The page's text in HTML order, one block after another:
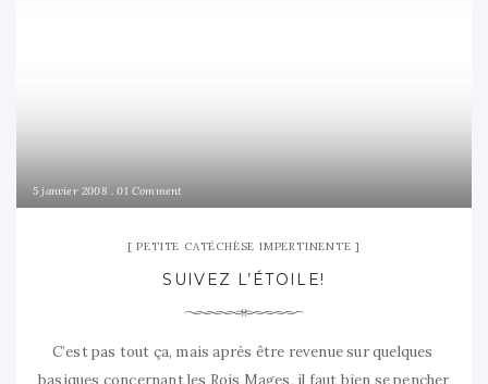
5 janvier 2008 01 Comment
PETITE CATÉCHÈSE IMPERTINENTE
SUIVEZ L’ÉTOILE!
C’est pas tout ça, mais après être revenue sur quelques